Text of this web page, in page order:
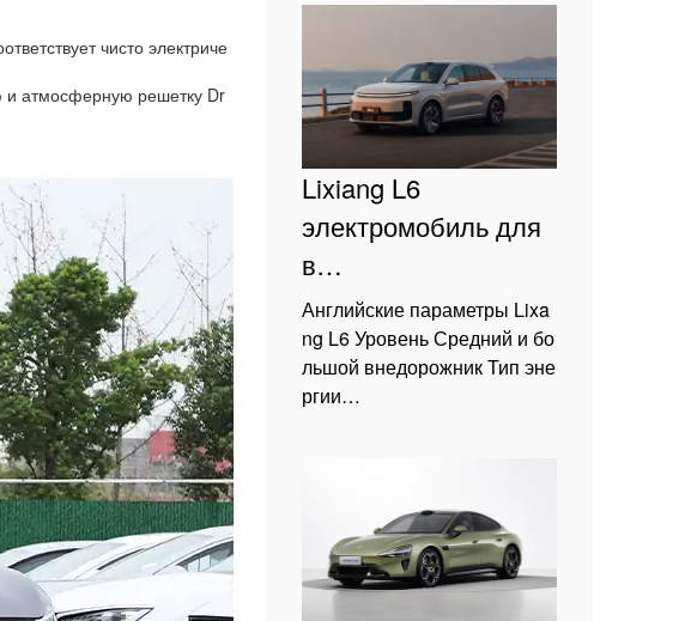
чисто электриче
и атмосферную решетку Dr
Lixiang L6
электромобиль для
в…
Английские параметры Lixa
ng L6 Уровень Средний и бо
льшой внедорожник Тип эне
ргии…